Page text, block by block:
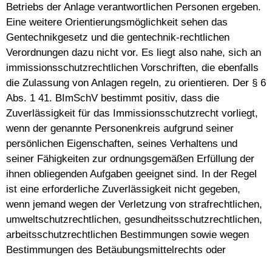
Betriebs der Anlage verantwortlichen Personen ergeben.
Eine weitere Orientierungsmöglichkeit sehen das
Gentechnikgesetz und die gentechnik-rechtlichen
Verordnungen dazu nicht vor. Es liegt also nahe, sich an
immissionsschutzrechtlichen Vorschriften, die ebenfalls
die Zulassung von Anlagen regeln, zu orientieren. Der § 6
Abs. 1 41. BImSchV bestimmt positiv, dass die
Zuverlässigkeit für das Immissionsschutzrecht vorliegt,
wenn der genannte Personenkreis aufgrund seiner
persönlichen Eigenschaften, seines Verhaltens und
seiner Fähigkeiten zur ordnungsgemäßen Erfüllung der
ihnen obliegenden Aufgaben geeignet sind. In der Regel
ist eine erforderliche Zuverlässigkeit nicht gegeben,
wenn jemand wegen der Verletzung von strafrechtlichen,
umweltschutzrechtlichen, gesundheitsschutzrechtlichen,
arbeitsschutzrechtlichen Bestimmungen sowie wegen
Bestimmungen des Betäubungsmittelrechts oder